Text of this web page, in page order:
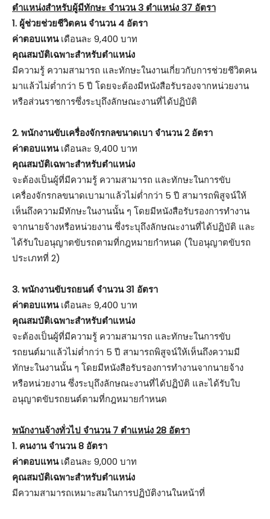
ตำแหน่งสำหรับผู้มีทักษะ จำนวน 3 ตำแหน่ง 37 อัตรา
1. ผู้ช่วยช่วยชีวิตคน จำนวน 4 อัตรา
ค่าตอบแทนเดือนละ 9,400 บาท
คุณสมบัติเฉพาะสำหรับตำแหน่ง
มีความรู้ ความสามารถ และทักษะในงานเกี่ยวกับการช่วยชีวิตคน
มาแล้วไม่ต่ำกว่า 5 ปี โดยจะต้องมีหนังสือรับรองจากหน่วยงาน
หรือส่วนราชการซึ่งระบุถึงลักษณะงานที่ได้ปฏิบัติ
2. พนักงานขับเครื่องจักรกลขนาดเบา จำนวน 2 อัตรา
ค่าตอบแทนเดือนละ 9,400 บาท
คุณสมบัติเฉพาะสำหรับตำแหน่ง
จะต้องเป็นผู้ที่มีความรู้ ความสามารถ และทักษะในการขับ
เครื่องจักรกลขนาดเบามาแล้วไม่ต่ำกว่า 5 ปี สามารถพิสูจน์ให้
เห็นถึงความมีทักษะในงานนั้น ๆ โดยมีหนังสือรับรองการทำงาน
จากนายจ้างหรือหน่วยงาน ซึ่งระบุถึงลักษณะงานที่ได้ปฏิบัติ และ
ได้รับใบอนุญาตขับรถตามที่กฎหมายกำหนด (ใบอนุญาตขับรถ
ประเภทที่ 2)
3. พนักงานขับรถยนต์ จำนวน 31 อัตรา
ค่าตอบแทนเดือนละ 9,400 บาท
คุณสมบัติเฉพาะสำหรับตำแหน่ง
จะต้องเป็นผู้ที่มีความรู้ ความสามารถ และทักษะในการขับ
รถยนต์มาแล้วไม่ต่ำกว่า 5 ปี สามารถพิสูจน์ให้เห็นถึงความมี
ทักษะในงานนั้น ๆ โดยมีหนังสือรับรองการทำงานจากนายจ้าง
หรือหน่วยงาน ซึ่งระบุถึงลักษณะงานที่ได้ปฏิบัติ และได้รับใบ
อนุญาตขับรถยนต์ตามที่กฎหมายกำหนด
พนักงานจ้างทั่วไป จำนวน 7 ตำแหน่ง 28 อัตรา
1. คนงาน จำนวน 8 อัตรา
ค่าตอบแทนเดือนละ 9,000 บาท
คุณสมบัติเฉพาะสำหรับตำแหน่ง
มีความสามารถเหมาะสมในการปฏิบัติงานในหน้าที่